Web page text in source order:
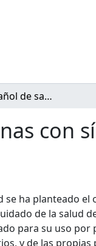
Programa español de salud para personas con síndrome de Down. Edición 2021
con
se ha planteado el
de la salud
para su uso por
y de las propias